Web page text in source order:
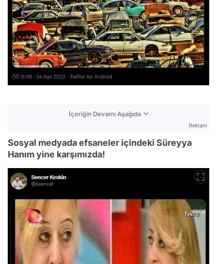
İçeriğin Devamı Aşağıda
Reklam
Sosyal medyada efsaneler içindeki Süreyya
Hanım yine karşımızda!